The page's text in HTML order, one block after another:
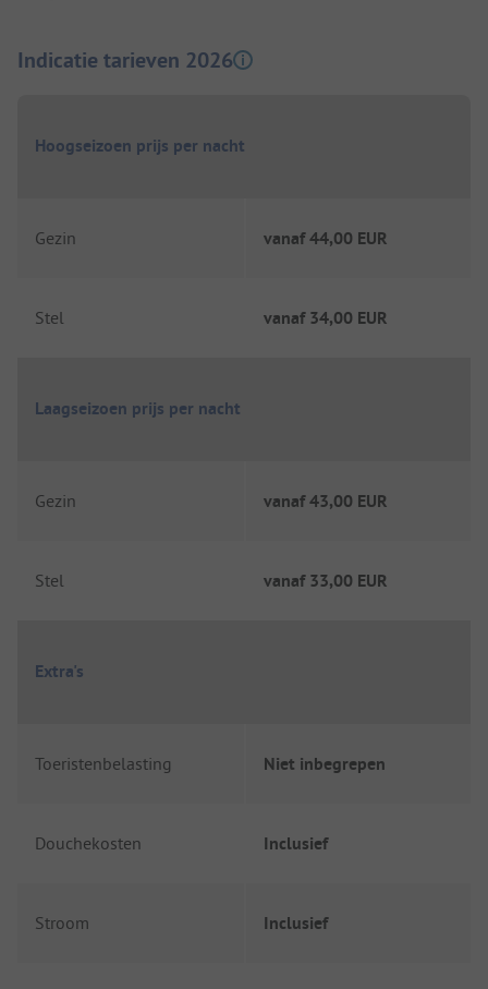
Indicatie tarieven 2026
Hoogseizoen prijs per nacht
Gezin vanaf44,00 EUR
Stel vanaf 34,00 EUR
Laagseizoen prijs per nacht
Gezin vanaf43,00 EUR
Stel vanaf 33,00 EUR
Extra's
Toeristenbelasting Niet inbegrepen
Douchekosten Inclusief
Stroom Inclusief